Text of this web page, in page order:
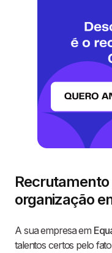
organização
A sua empresa em
talentos certos pelo